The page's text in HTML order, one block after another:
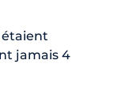
étaient
jamais 4